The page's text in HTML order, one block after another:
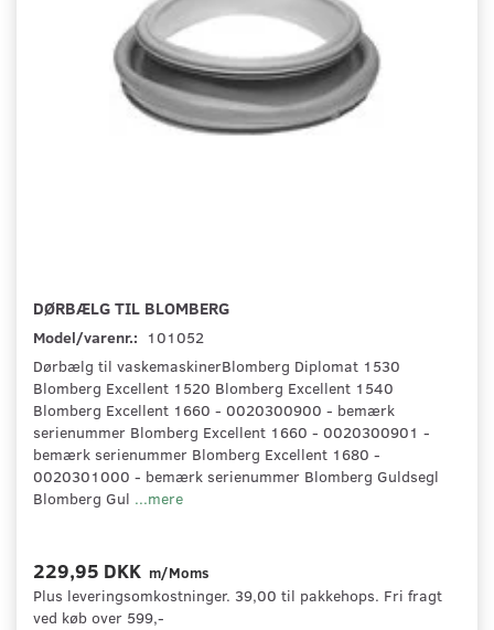
DØRBÆLG TIL BLOMBERG
Model/varenr.: 101052
Dørbælg til vaskemaskinerBlomberg Diplomat 1530
Blomberg Excellent 1520 Blomberg Excellent 1540
Blomberg Excellent 1660 - 0020300900 - bemærk
serienummer Blomberg Excellent 1660 - 0020300901 -
bemærk serienummer Blomberg Excellent 1680 -
0020301000 - bemærk serienummer Blomberg Guldsegl
Blomberg Gul ...mere
229,95 DKK m/Moms
Plus leveringsomkostninger. 39,00 til pakkehops. Fri fragt
ved køb over 599,-